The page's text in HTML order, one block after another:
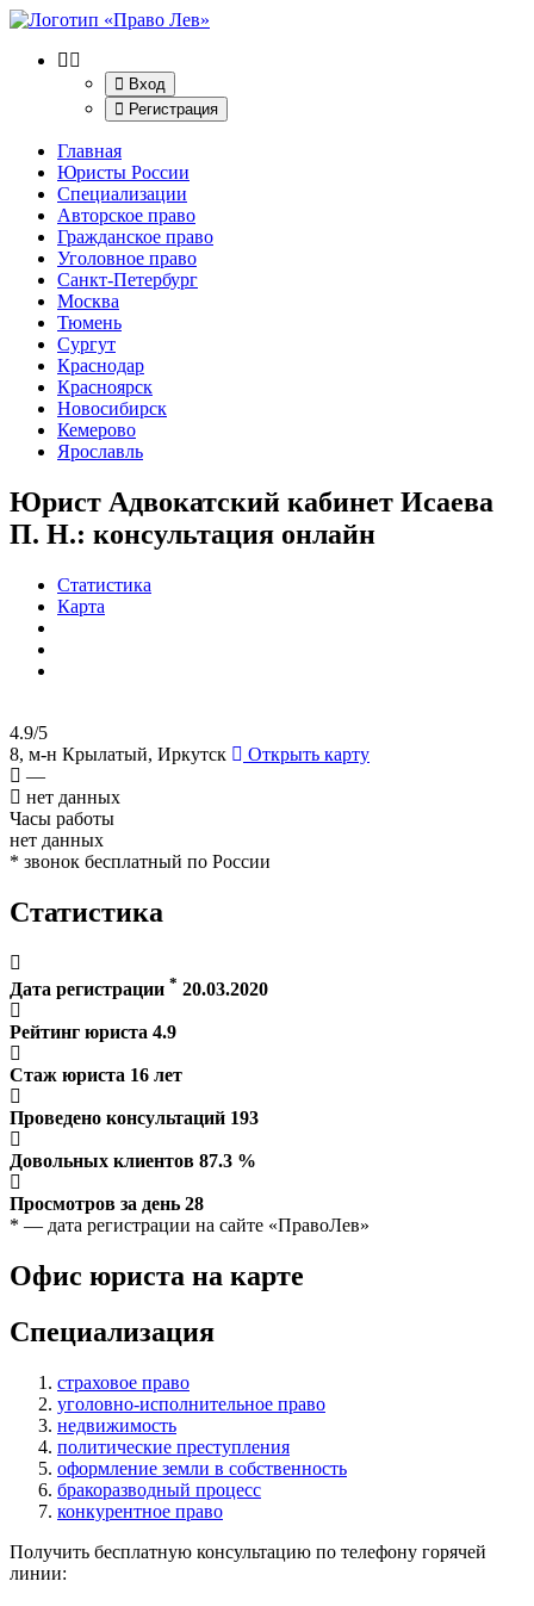
Вход
Регистрация
Главная
Юристы России
Специализации
Авторское право
Гражданское право
Уголовное право
Санкт-Петербург
Москва
Тюмень
Сургут
Краснодар
Красноярск
Новосибирск
Кемерово
Ярославль
Юрист Адвокатский кабинет Исаева
П. Н.: консультация онлайн
Статистика
Карта
4.9/5
8, м-н Крылатый, Иркутск
Открыть карту
—
нет данных
Часы работы
нет данных
* звонок бесплатный по России
Статистика
Дата регистрации * 20.03.2020
Рейтинг юриста 4.9
Стаж юриста 16 лет
Проведено консультаций 193
Довольных клиентов 87.3 %
Просмотров за день 28
* — дата регистрации на сайте «ПравоЛев»
Офис юриста на карте
Специализация
страховое право
уголовно-исполнительное право
недвижимость
политические преступления
оформление земли в собственность
бракоразводный процесс
конкурентное право
Получить бесплатную консультацию по телефону горячей
линии: